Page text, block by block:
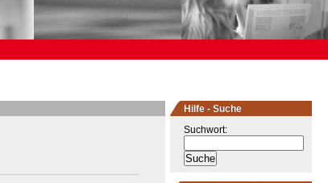
Hilfe - Suche
Suchwort: